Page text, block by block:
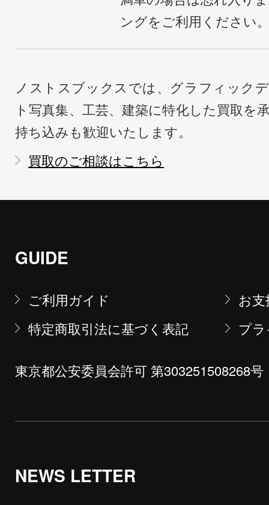
ングをご利用ください
ノストスブックスでは、グラフィック
ト写真集、工芸、建築に特化した買取を
持ち込みも歓迎いたします。
買取のご相談はこちら
GUIDE
ご利用ガイド
お
特定商取引法に基づく表記
プ
東京都公安委員会許可 第303251508268号
NEWS LETTER